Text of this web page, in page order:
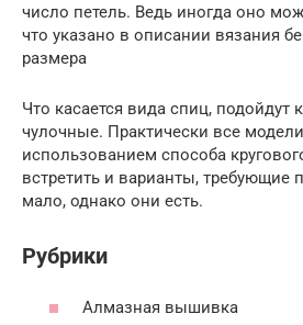
число петель. Ведь иногда оно
что указано в описании вязания
размера
Что касается вида спиц, подойдут
чулочные. Практически все
использованием способа
встретить и варианты, требующие
мало, однако они есть.
Рубрики
Алмазная вышивка